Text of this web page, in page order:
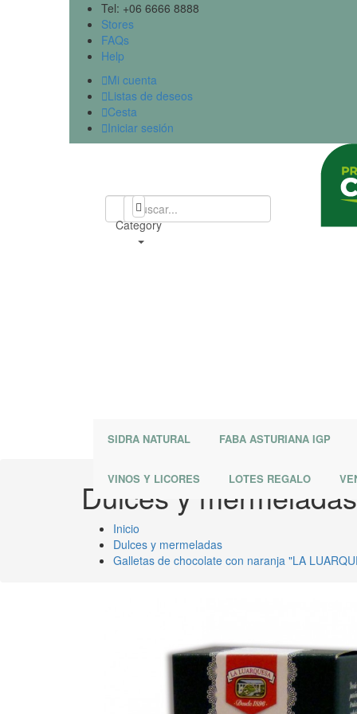
Tel: +06 6666 8888
Stores
FAQs
Help
Mi cuenta
Listas de deseos
Cesta
Iniciar sesión
All
Category
SIDRA NATURAL FABA ASTURIANA IGP
VINOS Y LICORES LOTES REGALO
Dulces y mermeladas
Inicio
Dulces y mermeladas
Galletas de chocolate con naranja "LA